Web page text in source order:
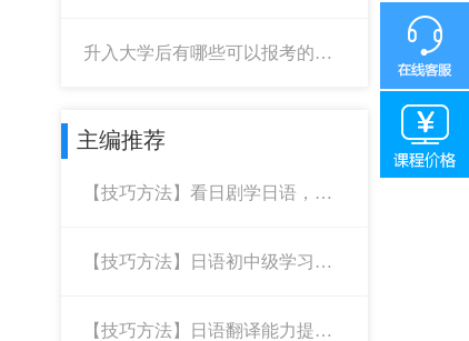
升入大学后有哪些可以报考的日
主编推荐
【技巧方法】看日剧学日语，你
【技巧方法】日语初中级学习者
【技巧方法】日语翻译能力提高